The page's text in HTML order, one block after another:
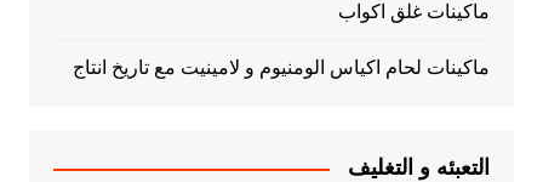
ماكينات غلق اكواب
ماكينات لحام اكياس الومنيوم و لامينيت مع تاريخ انتاج
التعبئه و التغليف